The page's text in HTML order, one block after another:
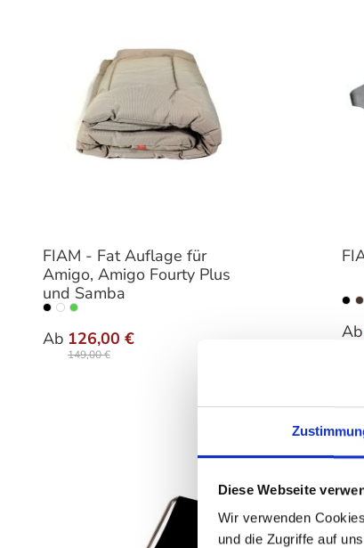
Diese Webseite
Wir verwenden
und die Zugriffe auf
FIAM - Fat Auflage für
Amigo, Amigo Fourty Plus
und Samba
Ab 126,00 €
149,00 €
Ab